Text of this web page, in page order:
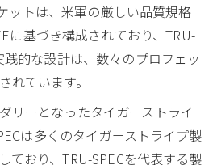
ットは、米軍の厳しい品質規格
に基づき構成されており、TRU-
的な設計は、数々のプロフェッ
れています。
リーとなったタイガーストライ
は多くのタイガーストライプ製
ており、TRU-SPECを代表する製